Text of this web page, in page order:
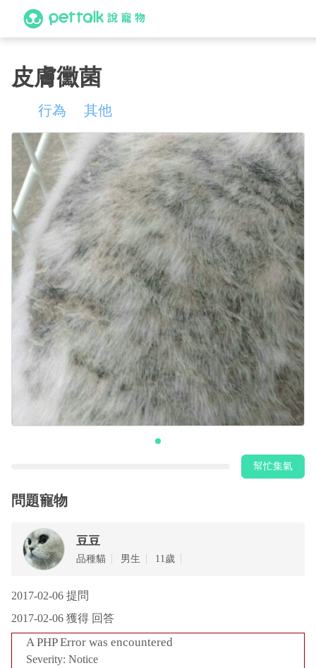
皮膚黴菌
行為 其他
幫忙集氣
問題寵物
豆豆
品種貓 男生 11歲
2017-02-06 提問
2017-02-06 獲得 回答
A PHP Error was encountered
Severity: Notice